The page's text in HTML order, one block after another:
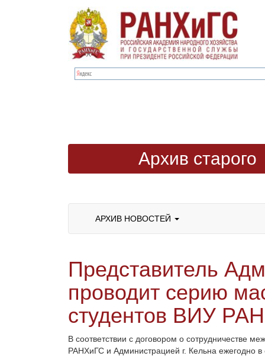
Архив старого
АРХИВ НОВОСТЕЙ
Представитель
проводит серию
студентов ВИУ
В соответствии с договором о сотрудничестве
РАНХиГС и Администрацией г. Кельна ежегодно